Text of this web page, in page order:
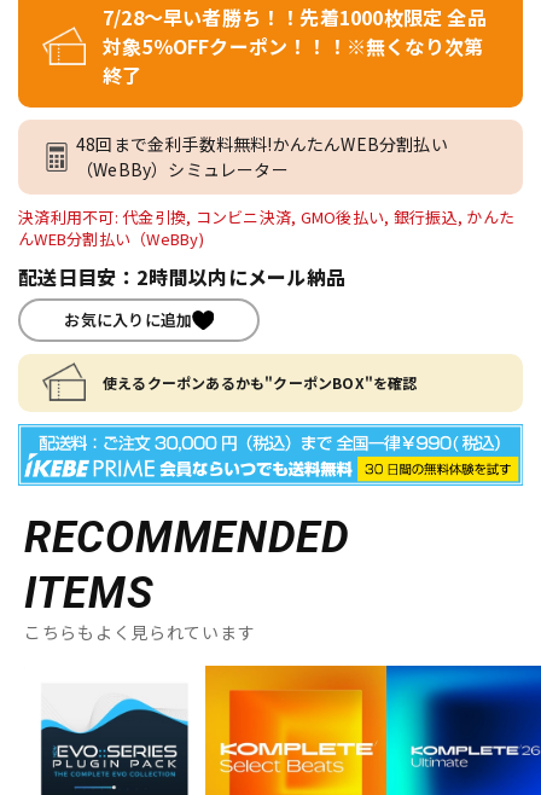
7/28～早い者勝ち！！先着1000枚限定 全品
対象5％OFFクーポン！！！※無くなり次第
終了
48回まで金利手数料無料!かんたんWEB分割払い
（WeBBy）シミュレーター
決済利用不可: 代金引換, コンビニ決済, GMO後払い, 銀行振込, かんた
んWEB分割払い（WeBBy)
配送日目安：2時間以内にメール納品
お気に入りに追加
使えるクーポンあるかも"クーポンBOX"を確認
RECOMMENDED
ITEMS
こちらもよく見られています